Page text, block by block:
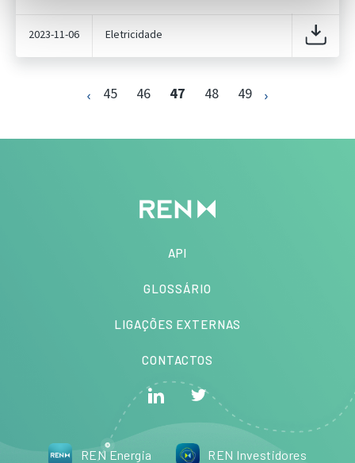
2023-11-06 Eletricidade
45 46 47 48 49
API
GLOSSÁRIO
LIGAÇÕES EXTERNAS
CONTACTOS
REN Energia REN Investidores